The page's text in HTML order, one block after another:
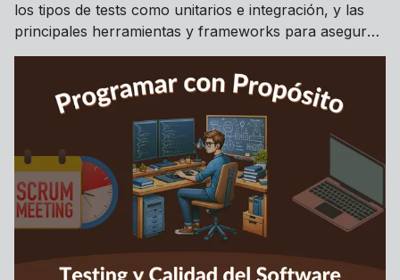
los tipos de tests como unitarios e integración, y las
principales herramientas y frameworks para asegurar
la calidad del software.